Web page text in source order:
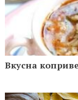
Вкусна